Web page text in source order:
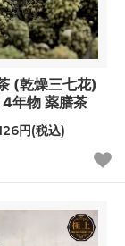
(乾燥三七花)
年物 薬膳茶
円(税込)